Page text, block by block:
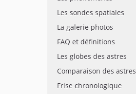
Les sondes spatiales
La galerie photos
FAQ et définitions
Les globes des astres
Comparaison des astres
Frise chronologique